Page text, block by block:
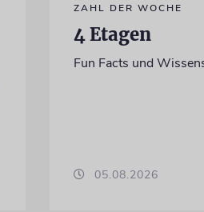
ZAHL DER WOCHE
4 Etagen
Fun Facts und
05.08.2026